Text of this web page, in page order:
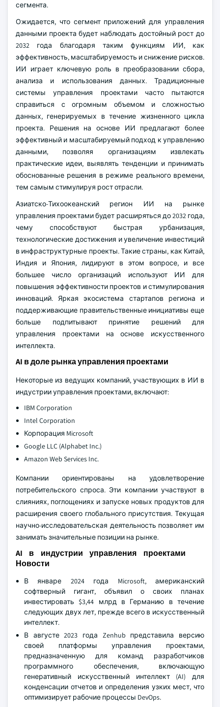
сегмента.
Ожидается, что сегмент приложений для управления
данными проекта будет наблюдать достойный рост до
2032 года благодаря таким функциям ИИ, как
эффективность, масштабируемость и снижение рисков.
ИИ играет ключевую роль в преобразовании сбора,
анализа и использования данных. Традиционные
системы управления проектами часто пытаются
справиться с огромным объемом и сложностью
данных, генерируемых в течение жизненного цикла
проекта. Решения на основе ИИ предлагают более
эффективный и масштабируемый подход к управлению
данными, позволяя организациям извлекать
практические идеи, выявлять тенденции и принимать
обоснованные решения в режиме реального времени,
тем самым стимулируя рост отрасли.
Азиатско-Тихоокеанский регион ИИ на рынке
управления проектами будет расширяться до 2032 года,
чему способствуют быстрая урбанизация,
технологические достижения и увеличение инвестиций
в инфраструктурные проекты. Такие страны, как Китай,
Индия и Япония, лидируют в этом вопросе, и все
большее число организаций используют ИИ для
повышения эффективности проектов и стимулирования
инноваций. Яркая экосистема стартапов региона и
поддерживающие правительственные инициативы еще
больше подпитывают принятие решений для
управления проектами на основе искусственного
интеллекта.
AI в доле рынка управления проектами
Некоторые из ведущих компаний, участвующих в ИИ в
индустрии управления проектами, включают:
IBM Corporation
Intel Corporation
Корпорация Microsoft
Google LLC (Alphabet Inc.)
Amazon Web Services Inc.
Компании ориентированы на удовлетворение
потребительского спроса. Эти компании участвуют в
слияниях, поглощениях и запуске новых продуктов для
расширения своего глобального присутствия. Текущая
научно-исследовательская деятельность позволяет им
занимать значительные позиции на рынке.
AI в индустрии управления проектами
Новости
В январе 2024 года Microsoft, американский
софтверный гигант, объявил о своих планах
инвестировать $3,44 млрд в Германию в течение
следующих двух лет, прежде всего в искусственный
интеллект.
В августе 2023 года Zenhub представила версию
своей платформы управления проектами,
предназначенную для команд разработчиков
программного обеспечения, включающую
генеративный искусственный интеллект (AI) для
конденсации отчетов и определения узких мест, что
оптимизирует рабочие процессы DevOps.